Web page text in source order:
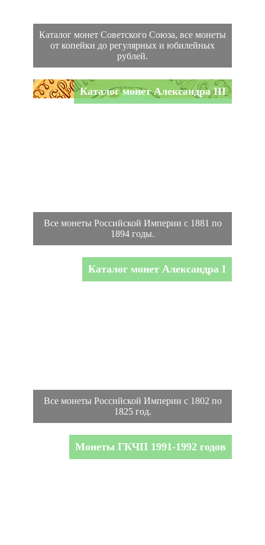
Каталог монет Советского Союза, все монеты
от копейки до регулярных и юбилейных
рублей.
Каталог монет Александра III
Все монеты Российской Империи с 1881 по
1894 годы.
Каталог монет Александра I
Все монеты Российской Империи с 1802 по
1825 год.
Монеты ГКЧП 1991-1992 годов